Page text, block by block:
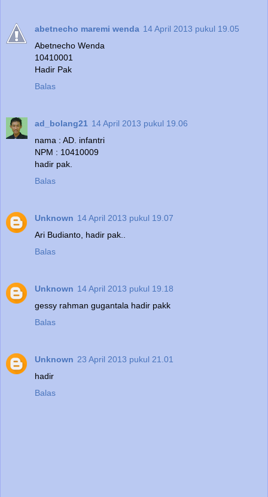
abetnecho maremi wenda 14 April 2013 pukul 19.05
Abetnecho Wenda
10410001
Hadir Pak
Balas
ad_bolang21 14 April 2013 pukul 19.06
nama : AD. infantri
NPM : 10410009
hadir pak.
Balas
Unknown 14 April 2013 pukul 19.07
Ari Budianto, hadir pak..
Balas
Unknown 14 April 2013 pukul 19.18
gessy rahman gugantala hadir pakk
Balas
Unknown 23 April 2013 pukul 21.01
hadir
Balas